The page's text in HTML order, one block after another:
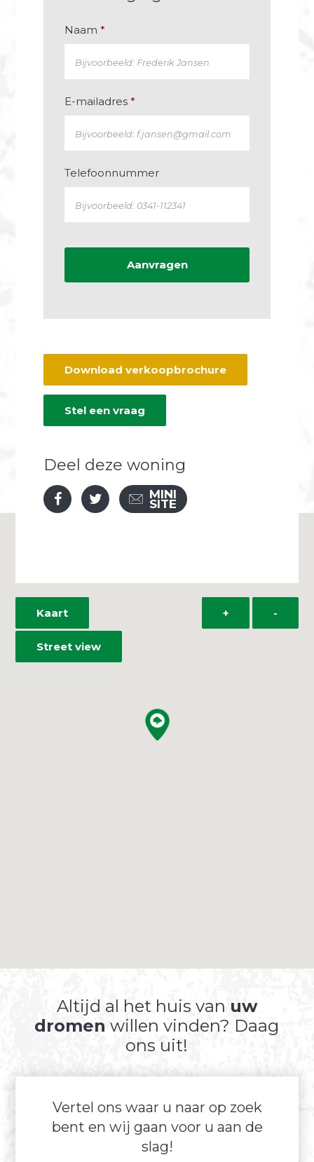
Naam *
E-mailadres *
Telefoonnummer
Download verkoopbrochure
Stel een vraag
Deel deze woning
MINI
SITE
Kaart
Street view
+ -
Altijd al het huis van uw
dromen willen vinden? Daag
ons uit!
Vertel ons waar u naar op zoek
bent en wij gaan voor u aan de
slag!